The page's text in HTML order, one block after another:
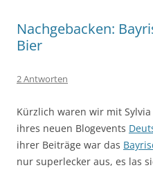
Nachgebacken:
Bier
2 Antworten
Kürzlich waren wir mit Sylvia
ihres neuen Blogevents
ihrer Beiträge war das
nur superlecker aus, es las